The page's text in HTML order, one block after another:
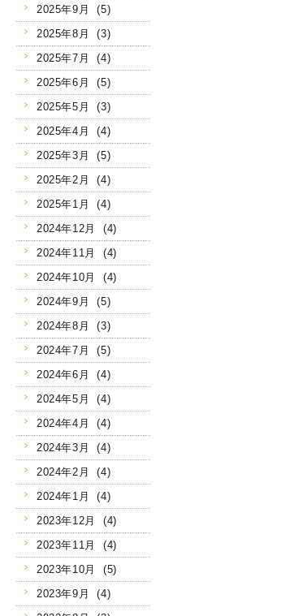
2025年9月 (5)
2025年8月 (3)
2025年7月 (4)
2025年6月 (5)
2025年5月 (3)
2025年4月 (4)
2025年3月 (5)
2025年2月 (4)
2025年1月 (4)
2024年12月 (4)
2024年11月 (4)
2024年10月 (4)
2024年9月 (5)
2024年8月 (3)
2024年7月 (5)
2024年6月 (4)
2024年5月 (4)
2024年4月 (4)
2024年3月 (4)
2024年2月 (4)
2024年1月 (4)
2023年12月 (4)
2023年11月 (4)
2023年10月 (5)
2023年9月 (4)